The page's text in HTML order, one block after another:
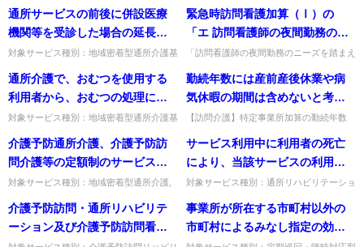
的設定と説明・同意が前提。居住費は原則
毎月払いで預かり金は例外的...
前の病院の病室（以下「旧病
室」）部分を民間事業者に売却
したものがある。この場合にお
いて、当該民間事業者が当該旧
病室部分をマンションと称して
そのまま利用し、高齢者を旧病
室等に入所させ、当該建物内の
診療所や近接した訪問介護・訪
問看護事業所から入所者に対し
て居宅サービスを提供すること
を予定しているが、このような
居住形態については、医療施設
応型通所介護,短期入所生活介護,短期入所
療養介護,福祉用具貸...
通所サービスの前後に併設医療
機関等を受診した場合の延長加
算について
対象サービス種別：地域密着型通所介護基
場合の取り扱い」質問通所サービスの前後
に併設医療機関等を受診した...
緊急時訪問看護加算（Ⅰ）の
「エ 訪問看護師の夜間勤務のニ
ーズを踏まえた勤務体制の工
取組が該当するか。
「訪問看護師の夜間勤務のニーズを踏まえ
制や、早出・遅出等を組み合わせた勤務体
制の導入などが考えられます...
通所介護で、おむつを使用する
利用者から、おむつの処理に要
する費用（廃棄物処理費用）を
収することは可能と解するが如
何。
対象サービス種別：地域密着型通所介護基
つの処理代」質問通所介護で、おむつを使
用する利用者から、おむつの...
勤続年数には産前産後休業や病
気休暇の期間は含めないと考え
るのか。
【訪問介護】特定事業所加算の勤続年数
るか。雇用関係が継続しているため、育
児・介護休業等も含め勤続年数に...
介護予防通所介護、介護予防訪
問介護等の定額制のサービスを
利用している者から、介護予防
所介護計画等に基づくサービス
とは別に、あくまで利用者の個
対象サービス種別：地域密着型通所介護,
運営基準「介護予防サービス（定額報酬の
範囲）」質問介護予防通所...
サービス利用中に利用者の死亡
により、当該サービスの利用が
終了した場合について、加算の
何。
対象サービス種別：通所リハビリテーショ
応型通所介護,短期入所生活介護,短期入所
療養介護,小規模多機...
介護予防訪問・通所リハビリテ
ーション及び介護予防訪問看護
事業所が所在する市町村以外の
市町村によるみなし指定の効力